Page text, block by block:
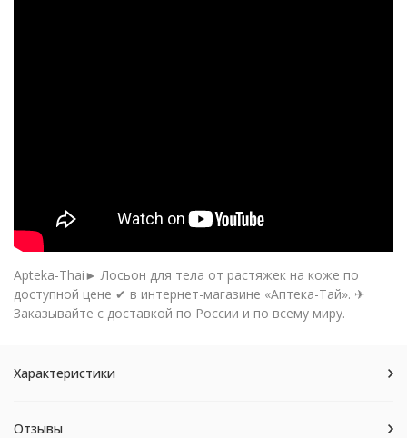
Apteka-Thai► Лосьон для тела от растяжек на коже по
доступной цене ✔ в интернет-магазине «Аптека-Тай». ✈
Заказывайте с доставкой по России и по всему миру.
Характеристики
Отзывы